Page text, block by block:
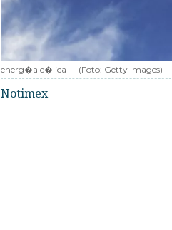
energ�a e�lica - (Foto: Getty Images)
Notimex